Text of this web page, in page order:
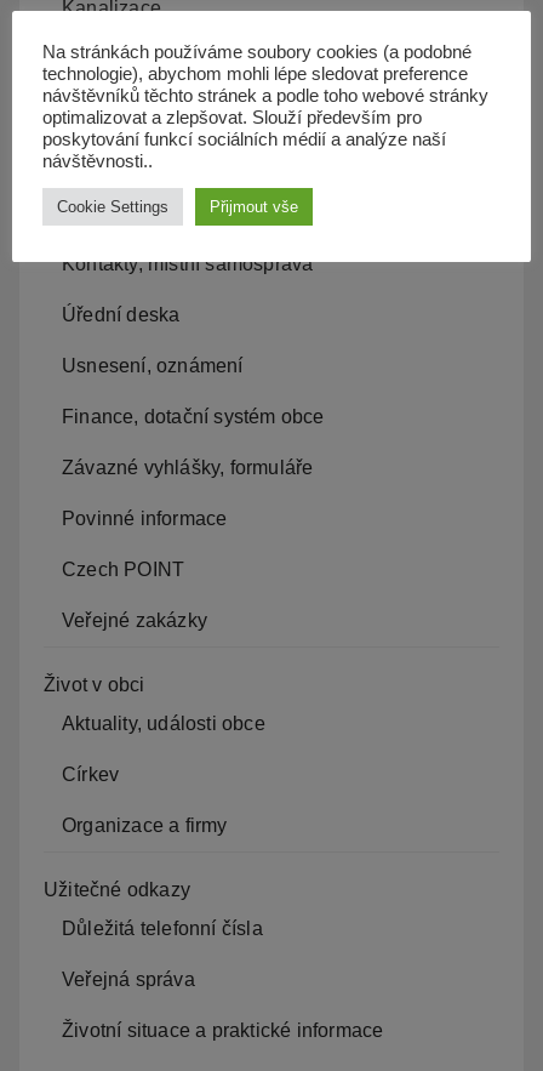
Kanalizace
Územní plán
Občan server
Dopravní obslužnost
Obecní úřad
Kontakty, místní samospráva
Úřední deska
Usnesení, oznámení
Finance, dotační systém obce
Závazné vyhlášky, formuláře
Povinné informace
Czech POINT
Veřejné zakázky
Život v obci
Aktuality, události obce
Církev
Organizace a firmy
Užitečné odkazy
Důležitá telefonní čísla
Veřejná správa
Životní situace a praktické informace
Na stránkách používáme soubory cookies (a podobné
technologie), abychom mohli lépe sledovat preference
návštěvníků těchto stránek a podle toho webové stránky
optimalizovat a zlepšovat. Slouží především pro
poskytování funkcí sociálních médií a analýze naší
návštěvnosti..
Cookie Settings Přijmout vše